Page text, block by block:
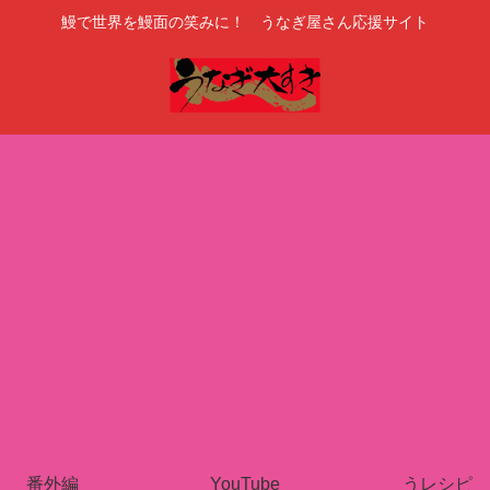
鰻で世界を鰻面の笑みに！ うなぎ屋さん応援サイト
番外編 YouTube うレシピ